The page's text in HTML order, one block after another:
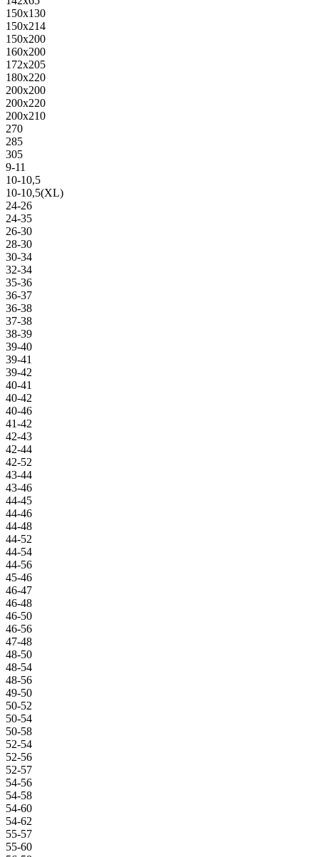
150х130
150х214
150х200
160х200
172х205
180х220
200х200
200х220
200х210
270
285
305
9-11
10-10,5
10-10,5(XL)
24-26
24-35
26-30
28-30
30-34
32-34
35-36
36-37
36-38
37-38
38-39
39-40
39-41
39-42
40-41
40-42
40-46
41-42
42-43
42-44
42-52
43-44
43-46
44-45
44-46
44-48
44-52
44-54
44-56
45-46
46-47
46-48
46-50
46-56
47-48
48-50
48-54
48-56
49-50
50-52
50-54
50-58
52-54
52-56
52-57
54-56
54-58
54-60
54-62
55-57
55-60